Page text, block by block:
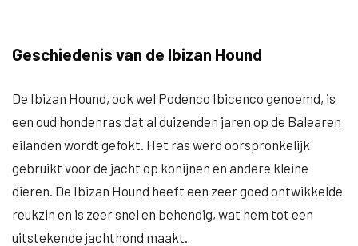
Geschiedenis van de Ibizan Hound
De Ibizan Hound, ook wel Podenco Ibicenco genoemd, is
een oud hondenras dat al duizenden jaren op de Balearen
eilanden wordt gefokt. Het ras werd oorspronkelijk
gebruikt voor de jacht op konijnen en andere kleine
dieren. De Ibizan Hound heeft een zeer goed ontwikkelde
reukzin en is zeer snel en behendig, wat hem tot een
uitstekende jachthond maakt.